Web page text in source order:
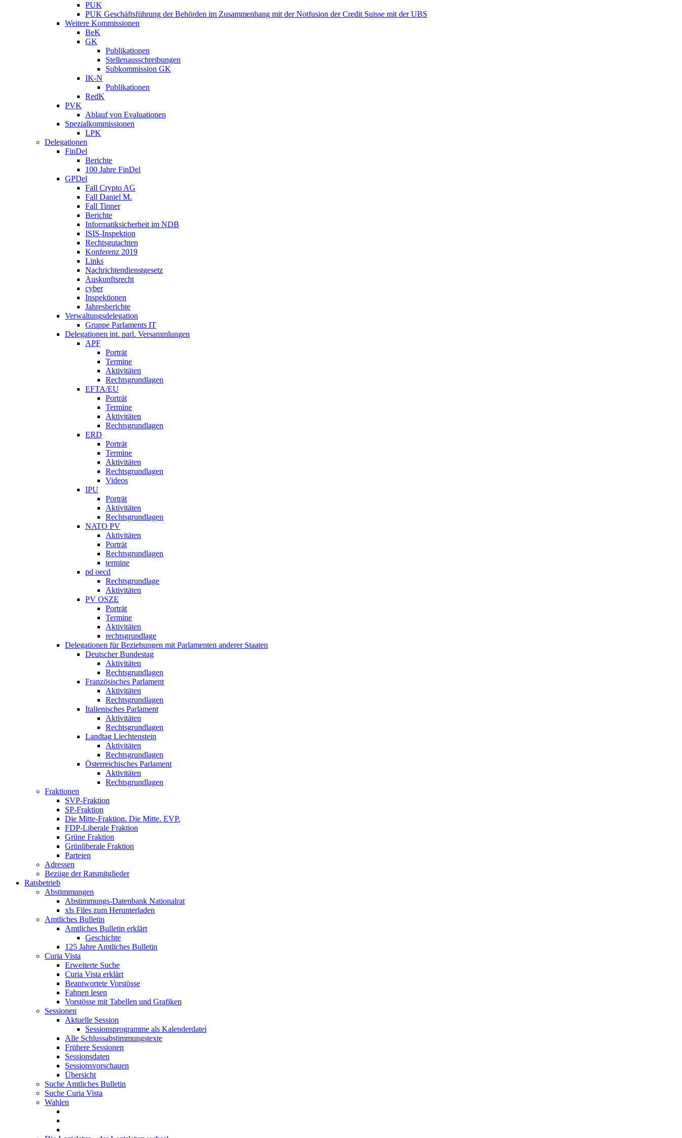
PUK
PUK Geschäftsführung der Behörden im Zusammenhang mit der Notfusion der Credit Suisse mit der UBS
Weitere Kommissionen
BeK
GK
Publikationen
Stellenausschreibungen
Subkommission GK
IK-N
Publikationen
RedK
PVK
Ablauf von Evaluationen
Spezialkommissionen
LPK
Delegationen
FinDel
Berichte
100 Jahre FinDel
GPDel
Fall Crypto AG
Fall Daniel M.
Fall Tinner
Berichte
Informatiksicherheit ­im NDB
ISIS-Inspektion
Rechtsgutachten
Konferenz 2019
Links
Nachrichtendienstgesetz
Auskunftsrecht
cyber
Inspektionen
Jahresberichte
Verwaltungsdelegation
Gruppe Parlaments IT
Delegationen int. parl. Versammlungen
APF
Porträt
Termine
Aktivitäten
Rechtsgrundlagen
EFTA/EU
Porträt
Termine
Aktivitäten
Rechtsgrundlagen
ERD
Porträt
Termine
Aktivitäten
Rechtsgrundlagen
Videos
IPU
Porträt
Aktivitäten
Rechtsgrundlagen
NATO PV
Aktivitäten
Porträt
Rechtsgrundlagen
termine
pd oecd
Rechtsgrundlage
Aktivitäten
PV OSZE
Porträt
Termine
Aktivitäten
rechtsgrundlage
Delegationen für Beziehungen mit Parlamenten anderer Staaten
Deutscher Bundestag
Aktivitäten
Rechtsgrundlagen
Französisches Parlament
Aktivitäten
Rechtsgrundlagen
Italienisches Parlament
Aktivitäten
Rechtsgrundlagen
Landtag Liechtenstein
Aktivitäten
Rechtsgrundlagen
Österreichisches Parlament
Aktivitäten
Rechtsgrundlagen
Fraktionen
SVP-Fraktion
SP-Fraktion
Die Mitte-Fraktion. Die Mitte. EVP.
FDP-Liberale Fraktion
Grüne Fraktion
Grünliberale Fraktion
Parteien
Adressen
Bezüge der Ratsmitglieder
Ratsbetrieb
Abstimmungen
Abstimmungs-Datenbank Nationalrat
xls Files zum Herunterladen
Amtliches Bulletin
Amtliches Bulletin erklärt
Geschichte
125 Jahre Amtliches Bulletin
Curia Vista
Erweiterte Suche
Curia Vista erklärt
Beantwortete Vorstösse
Fahnen lesen
Vorstösse mit Tabellen und Grafiken
Sessionen
Aktuelle Session
Sessionsprogramme als Kalenderdatei
Alle Schlussabstimmungstexte
Frühere Sessionen
Sessionsdaten
Sessionsvorschauen
Übersicht
Suche Amtliches Bulletin
Suche Curia Vista
Wahlen